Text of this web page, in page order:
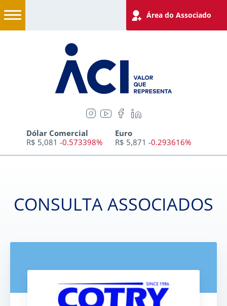
Área do Associado
Dólar Comercial
R$ 5,081 -0.573398%
Euro
R$ 5,871 -0.293616%
CONSULTA ASSOCIADOS